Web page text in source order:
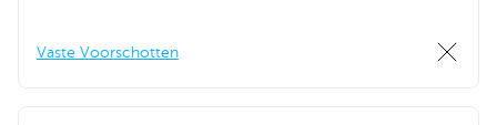
Vaste Voorschotten